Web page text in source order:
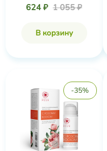
624 ₽ 1 055 ₽
В корзину
-35%